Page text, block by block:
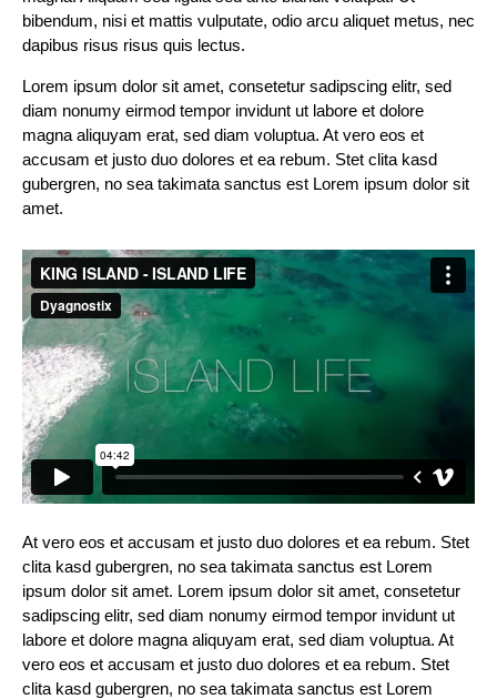
bibendum, nisi et mattis vulputate, odio arcu aliquet metus, nec
dapibus risus risus quis lectus.
Lorem ipsum dolor sit amet, consetetur sadipscing elitr, sed
diam nonumy eirmod tempor invidunt ut labore et dolore
magna aliquyam erat, sed diam voluptua. At vero eos et
accusam et justo duo dolores et ea rebum. Stet clita kasd
gubergren, no sea takimata sanctus est Lorem ipsum dolor sit
amet.
At vero eos et accusam et justo duo dolores et ea rebum. Stet
clita kasd gubergren, no sea takimata sanctus est Lorem
ipsum dolor sit amet. Lorem ipsum dolor sit amet, consetetur
sadipscing elitr, sed diam nonumy eirmod tempor invidunt ut
labore et dolore magna aliquyam erat, sed diam voluptua. At
vero eos et accusam et justo duo dolores et ea rebum. Stet
clita kasd gubergren, no sea takimata sanctus est Lorem